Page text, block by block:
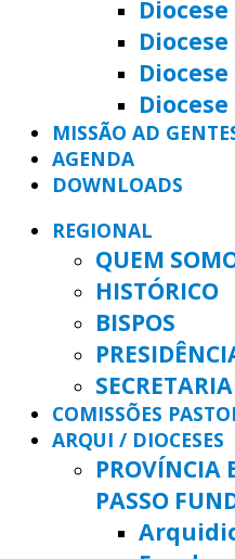
MISSÃO AD
AGENDA
DOWNLOADS
REGIONAL
QUEM
HISTÓRICO
BISPOS
COMISSÕES
ARQUI / DIOCESES
PROVÍNCIA
PASSO